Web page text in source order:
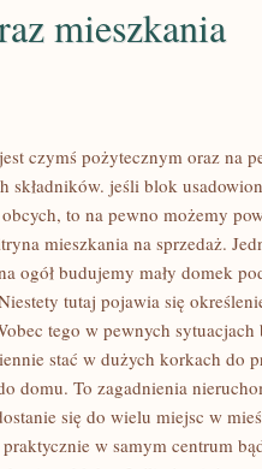
mieszkania
czymś pożytecznym oraz na
jeśli blok
to na pewno możemy
mieszkania na sprzedaż.
ogół budujemy mały domek
tutaj pojawia się
tego w pewnych
stać w dużych korkach do
domu. To zagadnienia
się do wielu miejsc w
w samym centrum